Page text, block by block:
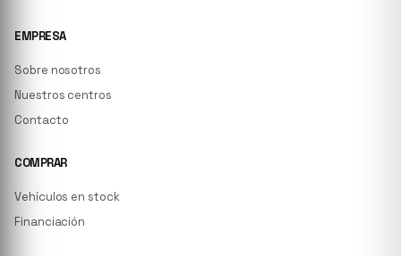
EMPRESA
Sobre nosotros
Nuestros centros
Contacto
COMPRAR
Vehículos en stock
Financiación